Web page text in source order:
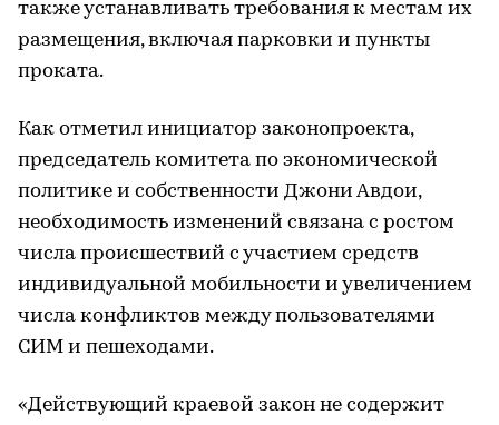
также устанавливать требования к местам их
размещения, включая парковки и пункты
проката.
Как отметил инициатор законопроекта,
председатель комитета по экономической
политике и собственности Джони Авдои,
необходимость изменений связана с ростом
числа происшествий с участием средств
индивидуальной мобильности и увеличением
числа конфликтов между пользователями
СИМ и пешеходами.
«Действующий краевой закон не содержит